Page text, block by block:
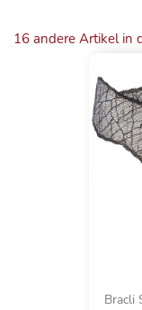
16 andere Artikel in
Bracli